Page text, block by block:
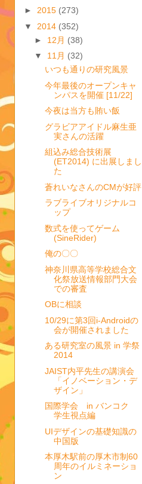
► 2015 (273)
▼ 2014 (352)
► 12月 (38)
▼ 11月 (32)
いつも通りの研究風景
今年最後のオープンキャ
ンパスを開催 [11/22]
今夜は当方も賄い飯
グラビアアイドル麻生亜
実さんの活躍
組込み総合技術展
(ET2014) に出展しまし
た
蒼れいなさんのCMが好評
ラブライブオリジナルコ
ップ
数式を使ってゲーム
(SineRider)
俺の〇〇
神奈川県高等学校総合文
化祭放送情報部門大会
での審査
OBに相談
10/29に第3回i-Androidの
会が開催されました
ある研究室の風景 in 学祭
2014
JAIST内平先生の講演会
「イノベーション・デ
ザイン」
国際学会 in バンコク
学生視点編
UIデザインの基礎知識の
中国版
本厚木駅前の厚木市制60
周年のイルミネーショ
ン